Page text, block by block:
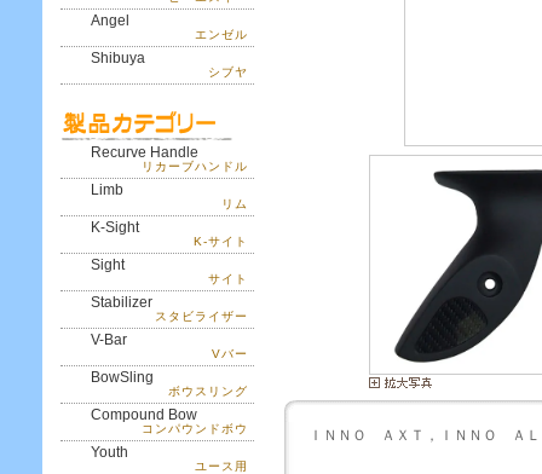
Angel
エンゼル
Shibuya
シブヤ
Recurve Handle
リカーブハンドル
Limb
リム
K-Sight
K-サイト
Sight
サイト
Stabilizer
スタビライザー
V-Bar
Vバー
BowSling
ボウスリング
Compound Bow
コンパウンドボウ
Youth
ユース用
ＩＮＮＯ ＡＸＴ，ＩＮＮＯ Ａ